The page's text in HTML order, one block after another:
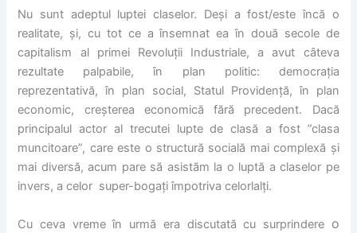
Nu sunt adeptul luptei claselor. Deși a fost/este încă o
realitate, și, cu tot ce a însemnat ea în două secole de
capitalism al primei Revoluții Industriale, a avut câteva
rezultate palpabile, în plan politic: democrația
reprezentativă, în plan social, Statul Providență, în plan
economic, creșterea economică fără precedent. Dacă
principalul actor al trecutei lupte de clasă a fost ”clasa
muncitoare”, care este o structură socială mai complexă și
mai diversă, acum pare să asistăm la o luptă a claselor pe
invers, a celor super-bogați împotriva celorlalți.
Cu ceva vreme în urmă era discutată cu surprindere o